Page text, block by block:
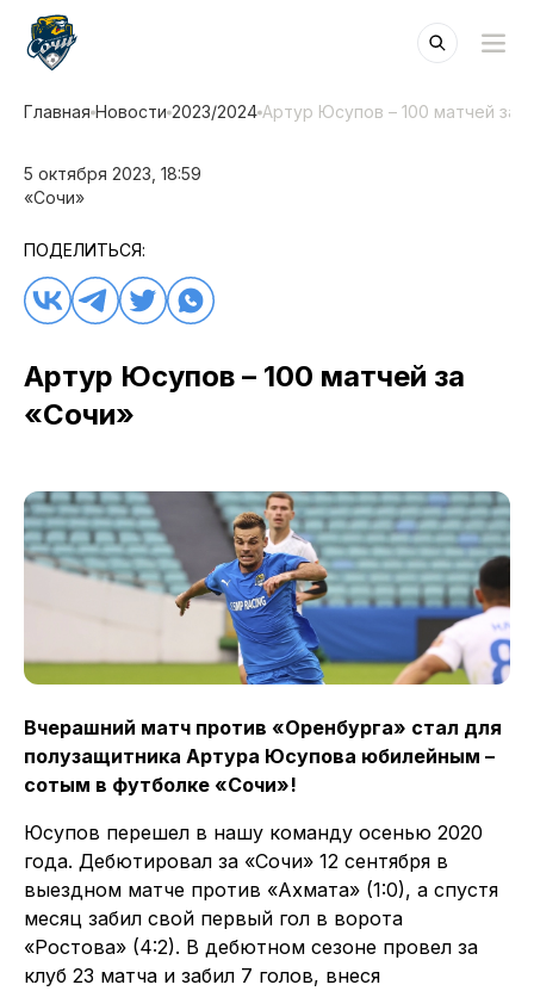
Главная Новости 2023/2024 Артур Юсупов – 100 матчей за
5 октября 2023, 18:59
«Сочи»
ПОДЕЛИТЬСЯ:
Артур Юсупов – 100 матчей за
«Сочи»
Вчерашний матч против «Оренбурга» стал для
полузащитника Артура Юсупова юбилейным –
сотым в футболке «Сочи»!
Юсупов перешел в нашу команду осенью 2020
года. Дебютировал за «Сочи» 12 сентября в
выездном матче против «Ахмата» (1:0), а спустя
месяц забил свой первый гол в ворота
«Ростова» (4:2). В дебютном сезоне провел за
клуб 23 матча и забил 7 голов, внеся